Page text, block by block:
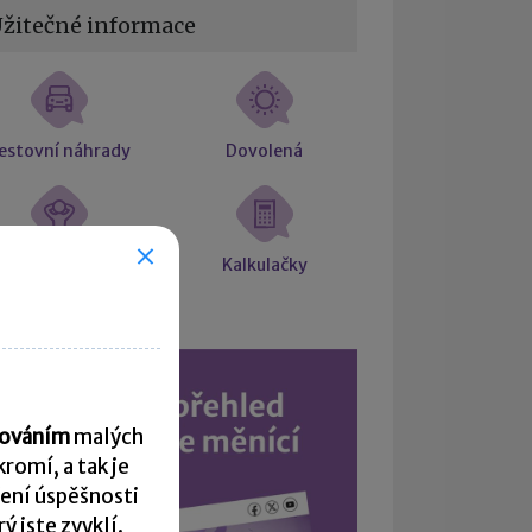
informace
náhrady Dovolená
Kalkulačky
malých
a tak je
úspěšnosti
jste zvyklí.